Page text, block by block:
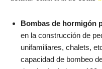
Bombas de hormigón
en la construcción de
unifamiliares, chalets,
capacidad de bombeo